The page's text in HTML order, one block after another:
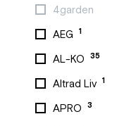
4garden
AEG 1
AL-KO 35
Altrad Liv 1
APRO 3